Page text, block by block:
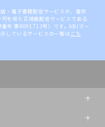
・電子書籍配信サービスが、著作
を得た正規版配信サービスである
番号 第6091713号）です。ABJマー
しているサービスの一覧は こち